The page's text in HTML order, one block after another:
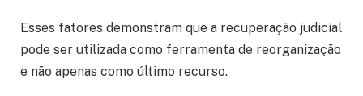
Esses fatores demonstram que a recuperação judicial
pode ser utilizada como ferramenta de reorganização
e não apenas como último recurso.